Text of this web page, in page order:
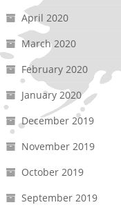
April 2020
March 2020
February 2020
January 2020
December 2019
November 2019
October 2019
September 2019